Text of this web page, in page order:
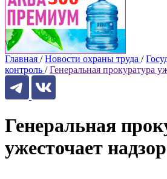
Главная / Новости охраны труда /
контроль / Генеральная прокуратура
Генеральная
ужесточает надзор